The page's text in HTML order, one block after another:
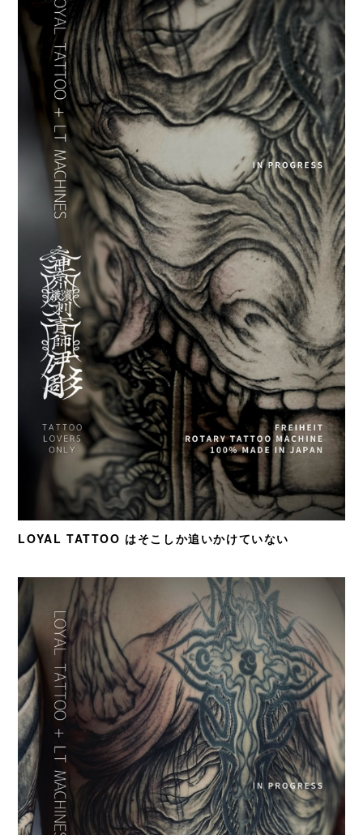
LOYAL TATTOO はそこしか追いかけていない